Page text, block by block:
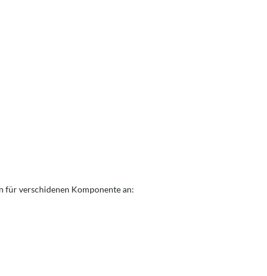
für verschidenen Komponente an: